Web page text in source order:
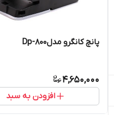
پانچ کانگرو مدلDp-800
4,650,000
افزودن به سبد